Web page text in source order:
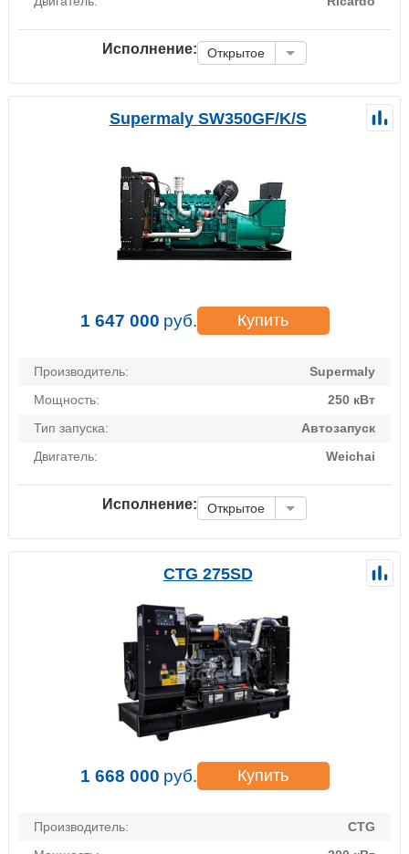
Исполнение: Открытое
Supermaly SW350GF/K/S
1 647 000 руб. Купить
Производитель:
Supermaly
Мощность:
250 кВт
Тип запуска:
Автозапуск
Двигатель:
Weichai
Исполнение: Открытое
CTG 275SD
1 668 000 руб. Купить
Производитель:
CTG